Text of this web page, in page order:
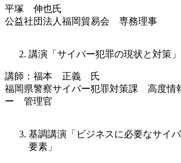
平塚 伸也氏
公益社団法人福岡貿易会 専務理事
講演「サイバー犯罪の現状と対策」
講師：福本 正義 氏
福岡県警察サイバー犯罪対策課 高度情
ー 管理官
基調講演「ビジネスに必要なサイ
要素」